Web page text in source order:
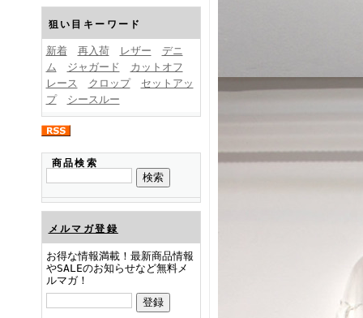
FINEBOYS2024年12月号
FINEBOYS2024年11月号
狙い目キーワード
新着 再入荷 レザー
デニ
ム
ジャガード
カットオフ
レース
クロップ
セットアッ
プ
シースルー
商品検索
メルマガ登録
お得な情報満載！最新商品情報
やSALEのお知らせなど無料メ
ルマガ！